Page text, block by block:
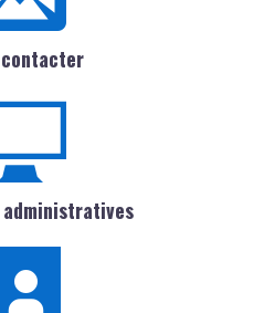
contacter
administratives